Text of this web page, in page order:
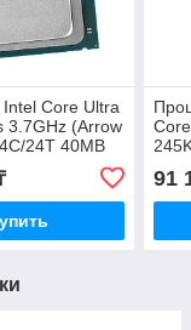
Core Ultra
3.7GHz (Arrow
24T 40MB
S1851 oem
91